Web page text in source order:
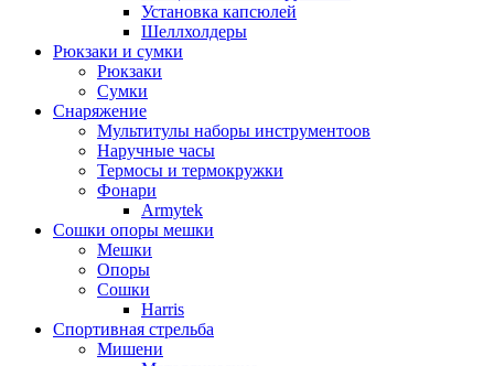
Установка капсюлей
Шеллхолдеры
Рюкзаки и сумки
Рюкзаки
Сумки
Снаряжение
Мультитулы наборы инструментоов
Наручные часы
Термосы и термокружки
Фонари
Armytek
Сошки опоры мешки
Мешки
Опоры
Сошки
Harris
Спортивная стрельба
Мишени